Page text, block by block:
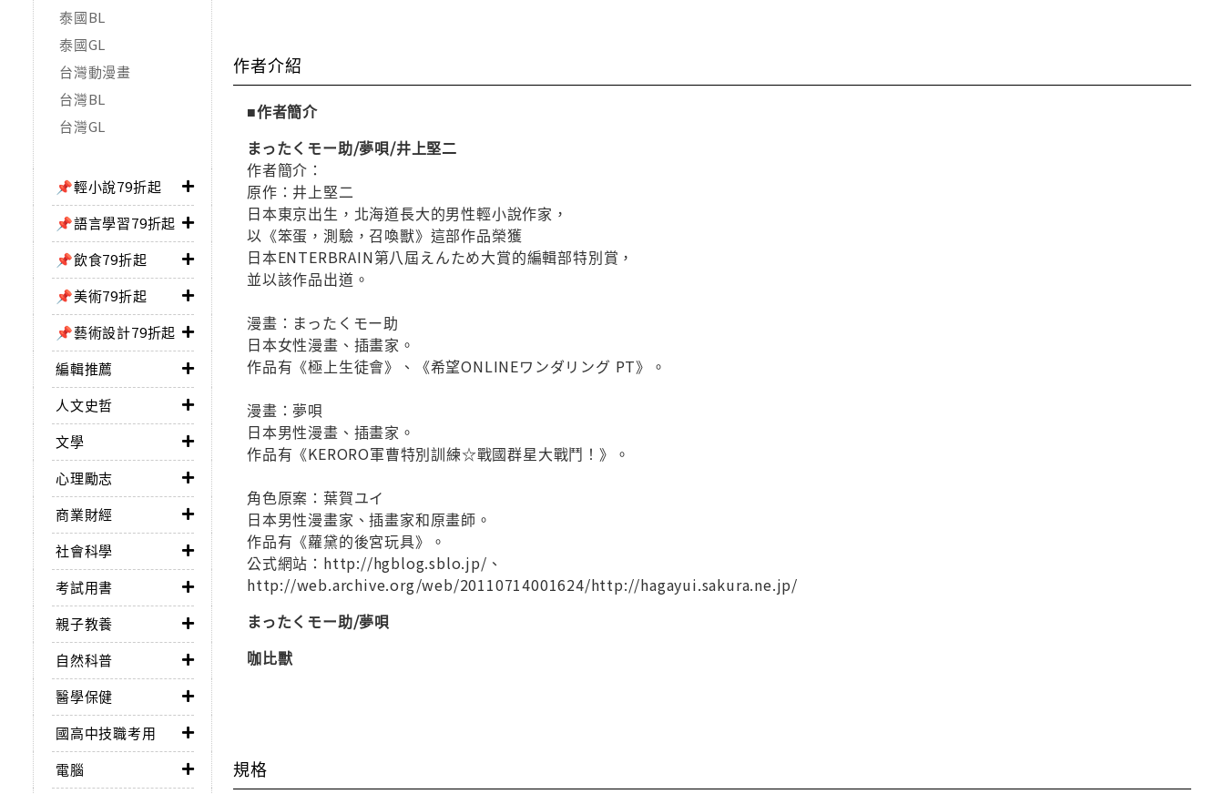
泰國BL
泰國GL
台灣動漫畫
台灣BL
台灣GL
📌輕小說79折起
📌語言學習79折起
📌飲食79折起
📌美術79折起
📌藝術設計79折起
編輯推薦
人文史哲
文學
心理勵志
商業財經
社會科學
考試用書
親子教養
自然科普
醫學保健
國高中技職考用
電腦
作者介紹
■作者簡介
まったくモー助/夢唄/井上堅二
作者簡介：
原作：井上堅二
日本東京出生，北海道長大的男性輕小說作家，
以《笨蛋，測驗，召喚獸》這部作品榮獲
日本ENTERBRAIN第八屆えんため大賞的編輯部特別賞，
並以該作品出道。
漫畫：まったくモー助
日本女性漫畫、插畫家。
作品有《極上生徒會》、《希望ONLINEワンダリング PT》。
漫畫：夢唄
日本男性漫畫、插畫家。
作品有《KERORO軍曹特別訓練☆戰國群星大戰鬥！》。
角色原案：葉賀ユイ
日本男性漫畫家、插畫家和原畫師。
作品有《蘿黛的後宮玩具》。
公式網站：http://hgblog.sblo.jp/、
http://web.archive.org/web/20110714001624/http://hagayui.sakura.ne.jp/
まったくモー助/夢唄
咖比獸
規格